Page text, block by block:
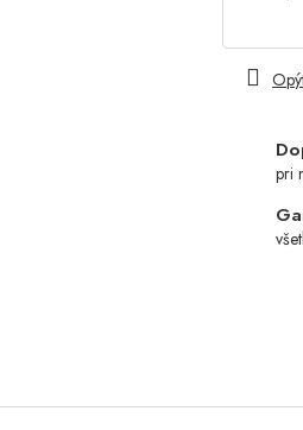
cena:
pri